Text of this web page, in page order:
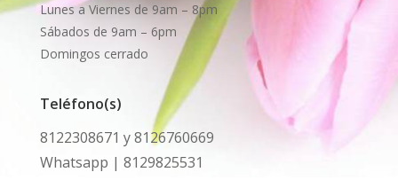
Lunes a Viernes de 9am – 8pm
Sábados de 9am – 6pm
Domingos cerrado
Teléfono(s)
8122308671 y 8126760669
Whatsapp | 8129825531